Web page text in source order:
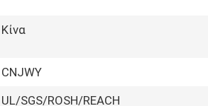
Κίνα
CNJWY
UL/SGS/ROSH/REACH